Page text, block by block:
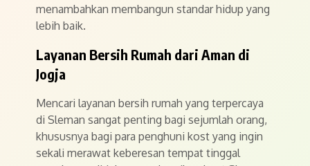
menambahkan membangun standar hidup yang
lebih baik.
Layanan Bersih Rumah dari Aman di
Jogja
Mencari layanan bersih rumah yang terpercaya
di Sleman sangat penting bagi sejumlah orang,
khususnya bagi para penghuni kost yang ingin
sekali merawat keberesan tempat tinggal